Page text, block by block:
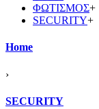
ΦΩΤΙΣΜΟΣ+
SECURITY+
Home
›
SECURITY